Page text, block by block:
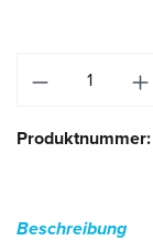
Produkt
Produktnummer:
Beschreibung